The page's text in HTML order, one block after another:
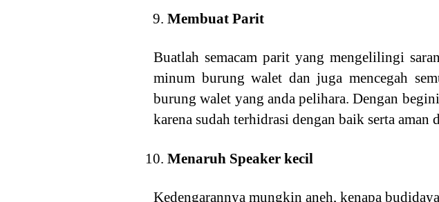
Membuat Parit
Buatlah semacam parit yang mengelilingi
minum burung walet dan juga mencegah
burung walet yang anda pelihara. Dengan
karena sudah terhidrasi dengan baik serta
Menaruh Speaker kecil
Kedengarannya mungkin aneh, kenapa